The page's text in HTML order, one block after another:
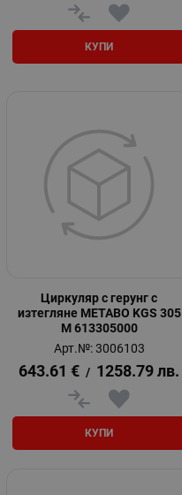
КУПИ
Циркуляр с герунг с
изтегляне METABO KGS 305
M 613305000
Арт.№: 3006103
643.61 € / 1258.79 лв.
КУПИ